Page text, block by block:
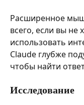
Расширенное
всего, если вы не
использовать
Claude глубже
чтобы найти
Исследование